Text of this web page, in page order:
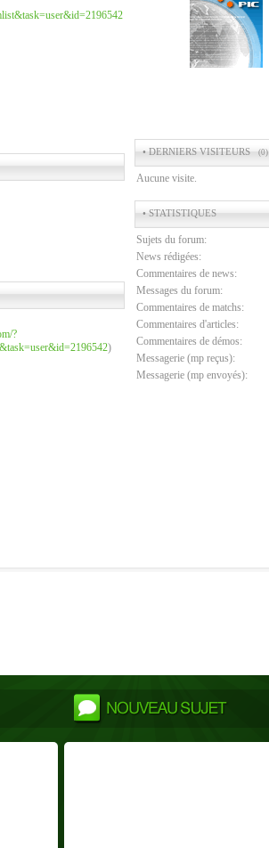
?
)
• DERNIERS VISITEURS (0)
Aucune visite.
• STATISTIQUES
Sujets du forum:
News rédigées:
Commentaires de news:
Messages du forum:
Commentaires de matchs:
Commentaires d'articles:
Commentaires de démos:
Messagerie (mp reçus):
Messagerie (mp envoyés):